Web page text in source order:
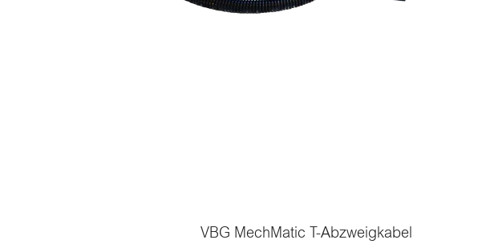
VBG MechMatic T-Abzweigkabel